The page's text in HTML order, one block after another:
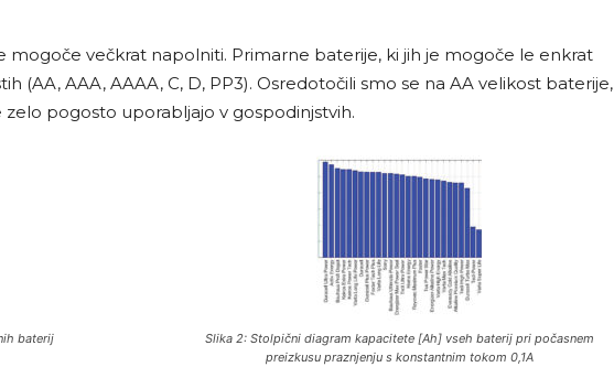
mogoče večkrat napolniti. Primarne baterije, ki jih je mogoče le enkrat
(AA, AAA, AAAA, C, D, PP3). Osredotočili smo se na AA velikost baterije,
zelo pogosto uporabljajo v gospodinjstvih.
baterij
Slika 2: Stolpični diagram kapacitete [Ah] vseh baterij pri počasnem
preizkusu praznjenju s konstantnim tokom 0,1A